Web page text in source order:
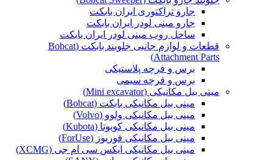
جارو تراکتوری ایران بابکت
جارو مینی لودر ایران بابکت
ساحل روب مینی لودر ایران بابکت
قطعات و لوازم جانبی جلوبند بابکت (Bobcat
Attachment Parts)
برس و فرچه پلاستیکی
برس و فرچه سیمی
مینی بیل مکانیکی (Mini excavator)
مینی بیل مکانیکی بابکت (Bobcat)
مینی بیل مکانیکی ولوو (Volvo)
مینی بیل مکانیکی کوبوتا (Kubota)
مینی بیل مکانیکی فوریوز (ForUse)
مینی بیل مکانیکی ایکس سی ام جی (XCMG)